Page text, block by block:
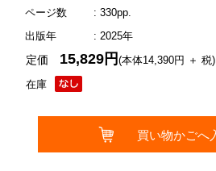
ページ数
: 330pp.
出版年
: 2025年
在庫
定価 15,829円(本体14,390円 ＋ 税)